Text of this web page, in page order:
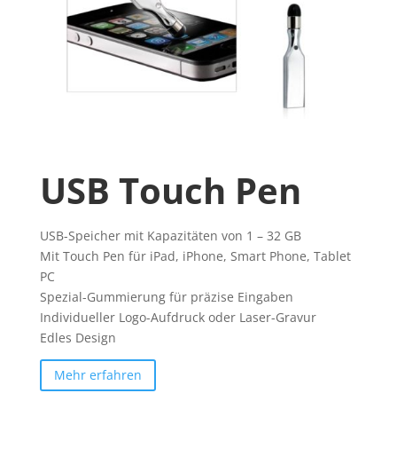
USB Touch Pen
USB-Speicher mit Kapazitäten von 1 – 32 GB
Mit Touch Pen für iPad, iPhone, Smart Phone, Tablet
PC
Spezial-Gummierung für präzise Eingaben
Individueller Logo-Aufdruck oder Laser-Gravur
Edles Design
Mehr erfahren